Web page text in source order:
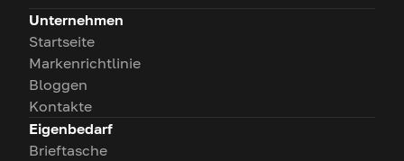
Unternehmen
Startseite
Markenrichtlinie
Bloggen
Kontakte
Eigenbedarf
Brieftasche